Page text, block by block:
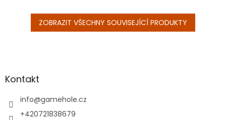
ZOBRAZIT VŠECHNY SOUVISEJÍCÍ PRODUKTY
aKontakt
info@gamehole.cz
+420721838679